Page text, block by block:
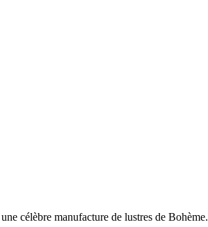
célèbre manufacture de lustres de Bohème.